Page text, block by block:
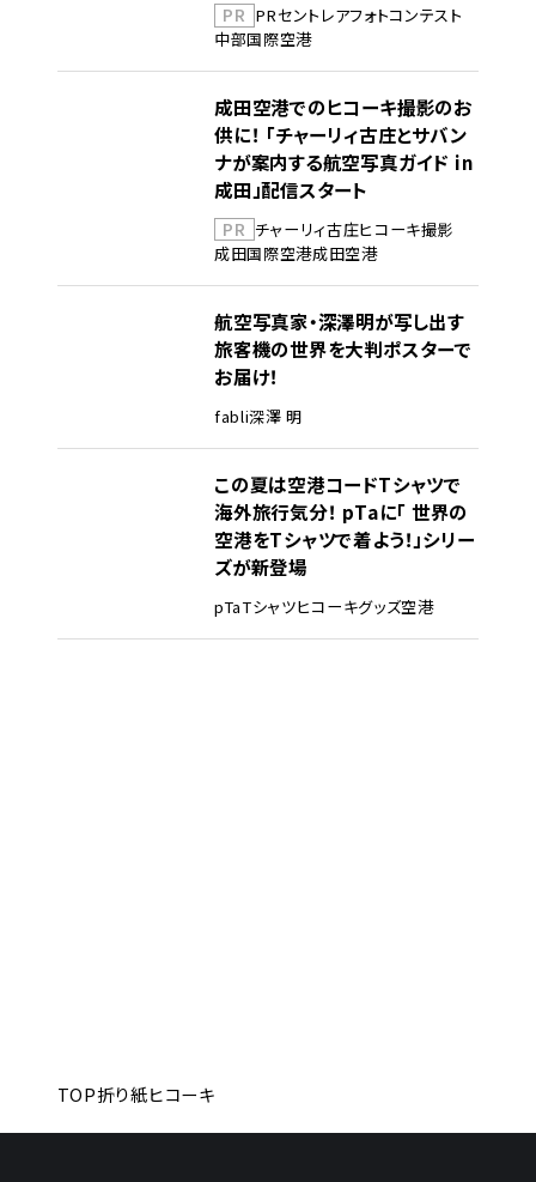
PR PRセントレアフォトコンテスト
中部国際空港
成田空港でのヒコーキ撮影のお
供に！ 「チャーリィ古庄とサバン
ナが案内する航空写真ガイド in
成田」配信スタート
PR チャーリィ古庄ヒコーキ撮影
成田国際空港成田空港
航空写真家・深澤明が写し出す
旅客機の世界を大判ポスターで
お届け！
fabli深澤 明
この夏は空港コードTシャツで
海外旅行気分！ pTaに「 世界の
空港をTシャツで着よう！」シリー
ズが新登場
pTaTシャツヒコーキグッズ空港
TOP折り紙ヒコーキ